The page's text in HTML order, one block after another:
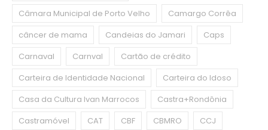
Câmara Municipal de Porto Velho
Camargo Corrêa
câncer de mama
Candeias do Jamari
Caps
Carnaval
Carnval
Cartão de crédito
Carteira de Identidade Nacional
Carteira do Idoso
Casa da Cultura Ivan Marrocos
Castra+Rondônia
Castramóvel
CAT CBF CBMRO
CCJ